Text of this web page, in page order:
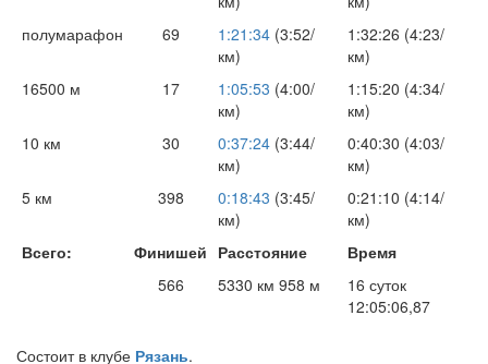
полумарафон
69 1:21:34 (3:52/
км)
1:32:26 (4:23/
км)
16500 м
17 1:05:53 (4:00/
км)
1:15:20 (4:34/
км)
10 км
30 0:37:24 (3:44/
км)
0:40:30 (4:03/
км)
5 км
398 0:18:43 (3:45/
км)
0:21:10 (4:14/
км)
Всего:
Финишей Расстояние
Время
566
5330 км 958 м
16 суток
12:05:06,87
Состоит в клубе Рязань.